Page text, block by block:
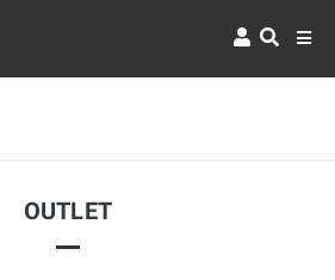
OUTLET